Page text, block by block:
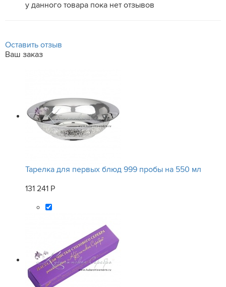
у данного товара пока нет отзывов
Оставить отзыв
Ваш заказ
Тарелка для первых блюд 999 пробы на 550 мл
131 241 Р